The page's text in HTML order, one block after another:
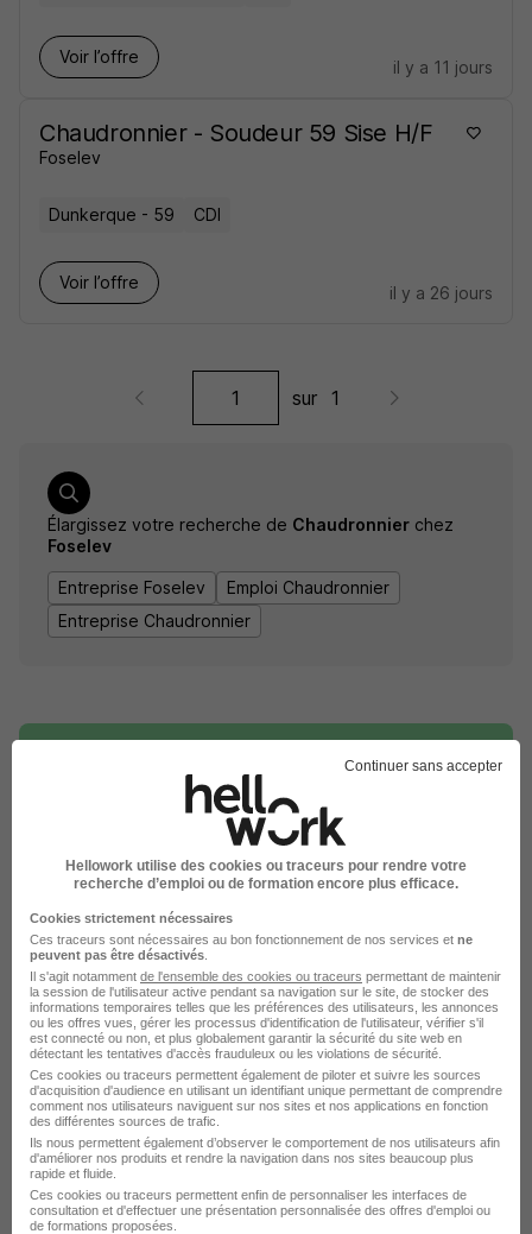
Voir l’offre
il y a 11 jours
Chaudronnier - Soudeur 59 Sise H/F
Foselev
Dunkerque - 59 CDI
Voir l’offre
il y a 26 jours
sur 1
Élargissez votre recherche de Chaudronnier chez
Foselev
Entreprise Foselev
Emploi Chaudronnier
Entreprise Chaudronnier
DÉPOSEZ VOTRE CV
Rendez votre CV accessible à l’ensemble des
recruteurs de la CVthèque Hellowork.
Rendre mon CV visible
Le Recrutement chez Foselev dans le
domaine Production
Foselev Tuyauteur
Continuer sans accepter
Hellowork utilise des cookies ou traceurs pour rendre votre
recherche d’emploi ou de formation encore plus efficace.
Cookies strictement nécessaires
Ces traceurs sont nécessaires au bon fonctionnement de nos services et ne
peuvent pas être désactivés
Il s'agit notamment de l'ensemble des cookies ou traceurs permettant de maintenir
la session de l'utilisateur active pendant sa navigation sur le site, de stocker des
informations temporaires telles que les préférences des utilisateurs, les annonces
ou les offres vues, gérer les processus d'identification de l'utilisateur, vérifier s'il
est connecté ou non, et plus globalement garantir la sécurité du site web en
détectant les tentatives d'accès frauduleux ou les violations de sécurité.
Ces cookies ou traceurs permettent également de piloter et suivre les sources
d'acquisition d'audience en utilisant un identifiant unique permettant de comprendre
comment nos utilisateurs naviguent sur nos sites et nos applications en fonction
des différentes sources de trafic.
Ils nous permettent également d’observer le comportement de nos utilisateurs afin
d'améliorer nos produits et rendre la navigation dans nos sites beaucoup plus
rapide et fluide.
Ces cookies ou traceurs permettent enfin de personnaliser les interfaces de
consultation et d'effectuer une présentation personnalisée des offres d'emploi ou
de formations proposées.